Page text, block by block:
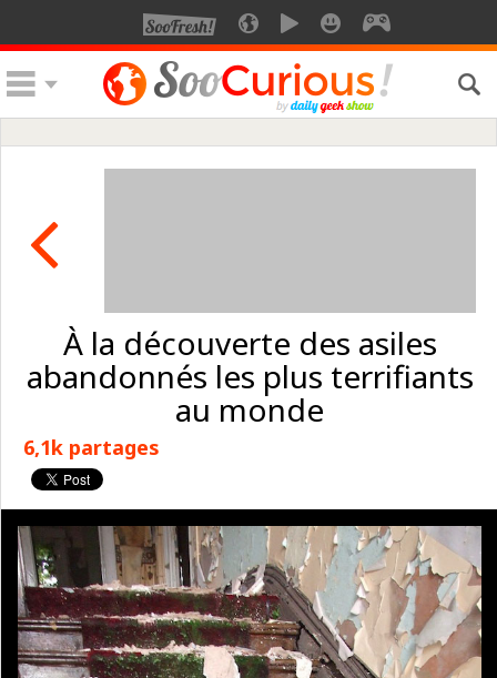
À la découverte des asiles
abandonnés les plus terrifiants
au monde
6,1k partages